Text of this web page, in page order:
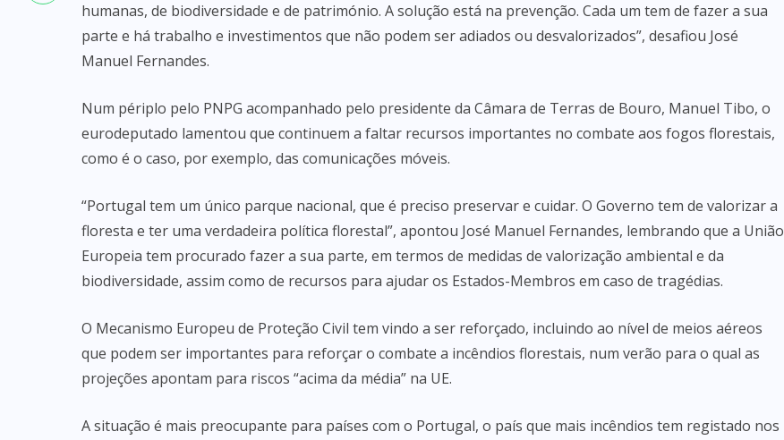
humanas, de biodiversidade e de património. A solução está na prevenção. Cada um tem de fazer a sua
parte e há trabalho e investimentos que não podem ser adiados ou desvalorizados”, desafiou José
Manuel Fernandes.
Num périplo pelo PNPG acompanhado pelo presidente da Câmara de Terras de Bouro, Manuel Tibo, o
eurodeputado lamentou que continuem a faltar recursos importantes no combate aos fogos florestais,
como é o caso, por exemplo, das comunicações móveis.
“Portugal tem um único parque nacional, que é preciso preservar e cuidar. O Governo tem de valorizar a
floresta e ter uma verdadeira política florestal”, apontou José Manuel Fernandes, lembrando que a União
Europeia tem procurado fazer a sua parte, em termos de medidas de valorização ambiental e da
biodiversidade, assim como de recursos para ajudar os Estados-Membros em caso de tragédias.
O Mecanismo Europeu de Proteção Civil tem vindo a ser reforçado, incluindo ao nível de meios aéreos
que podem ser importantes para reforçar o combate a incêndios florestais, num verão para o qual as
projeções apontam para riscos “acima da média” na UE.
A situação é mais preocupante para países com o Portugal, o país que mais incêndios tem registado nos